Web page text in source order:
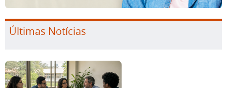
Últimas Notícias